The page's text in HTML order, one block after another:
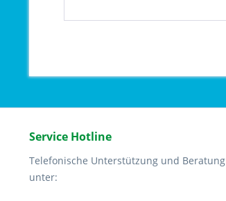
Service Hotline
Telefonische Unterstützung und Beratung
unter: